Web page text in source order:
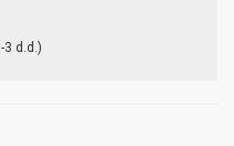
3 d.d.)